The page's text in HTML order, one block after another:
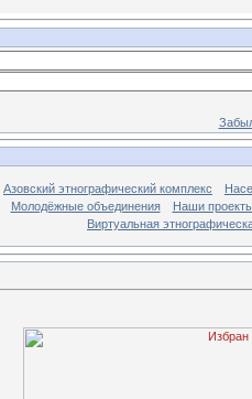
Азовский этнографический комплекс
Молодёжные объединения
Наши
Виртуальная